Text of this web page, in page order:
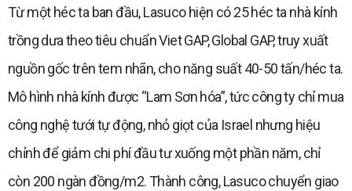
Từ một héc ta ban đầu, Lasuco hiện có 25 héc ta nhà kính
trồng dưa theo tiêu chuẩn Viet GAP, Global GAP, truy xuất
nguồn gốc trên tem nhãn, cho năng suất 40-50 tấn/héc ta.
Mô hình nhà kính được “Lam Sơn hóa”, tức công ty chỉ mua
công nghệ tưới tự động, nhỏ giọt của Israel nhưng hiệu
chỉnh để giảm chi phí đầu tư xuống một phần năm, chỉ
còn 200 ngàn đồng/m2. Thành công, Lasuco chuyển giao